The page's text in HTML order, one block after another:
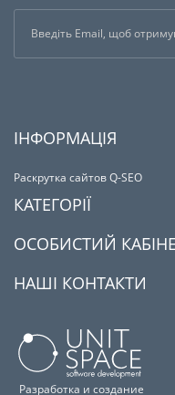
ІНФОРМАЦІЯ
Раскрутка сайтов Q-SEO
КАТЕГОРІЇ
ОСОБИСТИЙ
НАШІ КОНТАКТИ
Разработка и создание